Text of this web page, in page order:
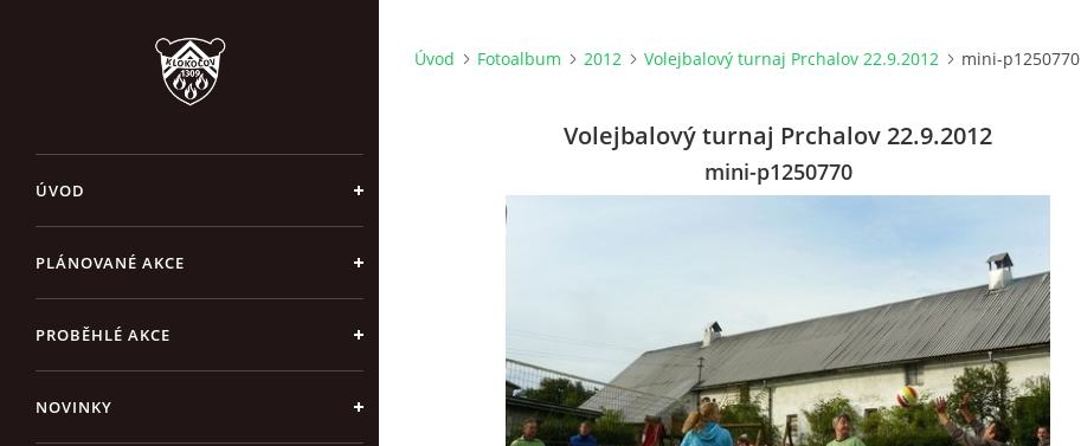
ÚVOD
PLÁNOVANÉ AKCE
PROBĚHLÉ AKCE
NOVINKY
Úvod Fotoalbum 2012 Volejbalový turnaj Prchalov 22.9.2012 mini-p1250770
Volejbalový turnaj Prchalov 22.9.2012
mini-p1250770